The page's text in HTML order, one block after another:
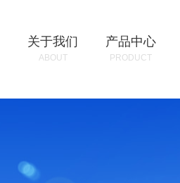
关于我们
ABOUT
产品中心
PRODUCT